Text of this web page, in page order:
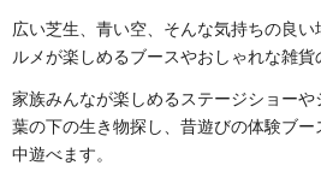
広い芝生、青い空、そんな気持ちの良
ルメが楽しめるブースやおしゃれな雑貨
家族みんなが楽しめるステージショー
葉の下の生き物探し、昔遊びの体験ブ
中遊べます。